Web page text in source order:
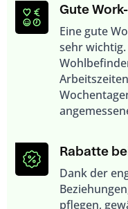
Gute
Eine gute
sehr
Rabatte
Dank der
pflegen,